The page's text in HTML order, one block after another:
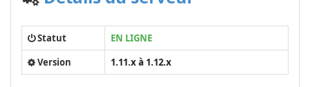
Statut
EN LIGNE
Version
1.11.x à 1.12.x